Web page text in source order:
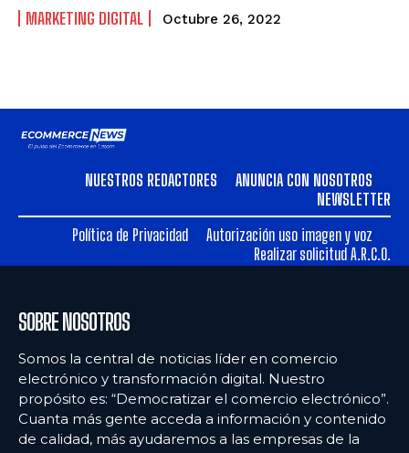
MARKETING DIGITAL Octubre 26, 2022
NUESTROS REDACTORES
ANUNCIA CON NOSOTROS
NEWSLETTER
Política de Privacidad
Autorización uso imagen y voz
Realizar solicitud A.R.C.O.
SOBRE NOSOTROS
Somos la central de noticias líder en comercio
electrónico y transformación digital. Nuestro
propósito es: “Democratizar el comercio electrónico”.
Cuanta más gente acceda a información y contenido
de calidad, más ayudaremos a las empresas de la